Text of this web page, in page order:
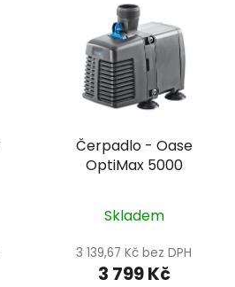
Čerpadlo - Oase
OptiMax 5000
Skladem
3 139,67 Kč bez DPH
3 799 Kč